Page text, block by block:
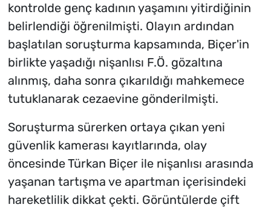
kontrolde genç kadının yaşamını yitirdiğinin
belirlendiği öğrenilmişti. Olayın ardından
başlatılan soruşturma kapsamında, Biçer'in
birlikte yaşadığı nişanlısı F.Ö. gözaltına
alınmış, daha sonra çıkarıldığı mahkemece
tutuklanarak cezaevine gönderilmişti.
Soruşturma sürerken ortaya çıkan yeni
güvenlik kamerası kayıtlarında, olay
öncesinde Türkan Biçer ile nişanlısı arasında
yaşanan tartışma ve apartman içerisindeki
hareketlilik dikkat çekti. Görüntülerde çift